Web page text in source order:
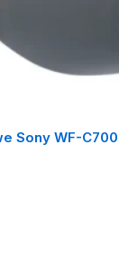
Sony WF-